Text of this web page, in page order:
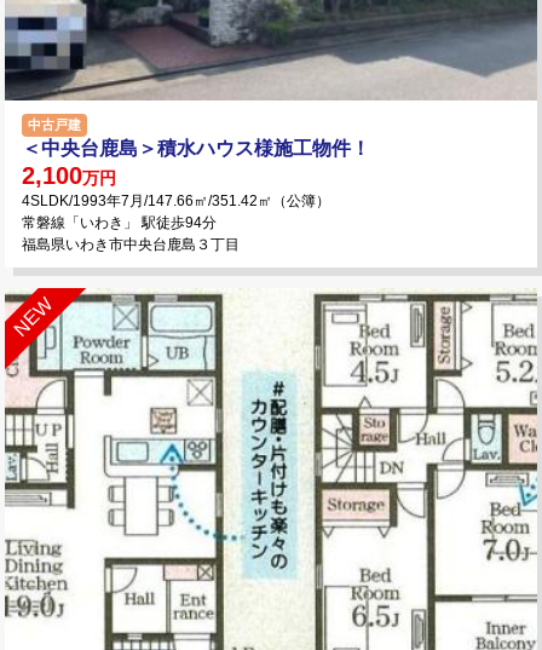
中古戸建
＜中央台鹿島＞積水ハウス様施工物件！
2,100万円
4SLDK/1993年7月/147.66㎡/351.42㎡（公簿）
常磐線「いわき」 駅徒歩94分
福島県いわき市中央台鹿島３丁目